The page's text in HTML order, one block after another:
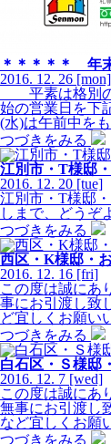
＊＊＊＊＊ 年
2016. 12. 26 [mon]
平素は格別の
始の営業日を下
(水)は午前中を
つづきをみる
江別市・T様邸
2016. 12. 20 [tue]
江別市・T様邸
しまで、どうぞ
つづきをみる
西区・K様邸・
2016. 12. 16 [fri]
この度は誠に
事にお引渡し致
ど宜しくお願い
つづきをみる
白石区・Ｓ様邸
2016. 12. 7 [wed]
この度は誠に
無事にお引渡し
など宜しくお願
つづきをみる